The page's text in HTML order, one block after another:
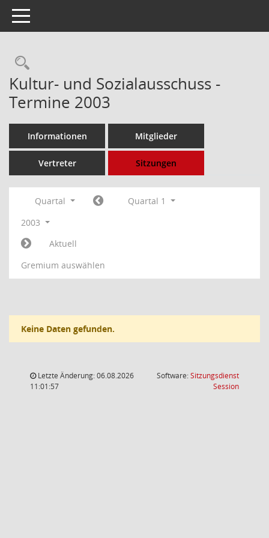
Toggle navigation
Rechercheauswahl
Kultur- und Sozialausschuss -
Termine 2003
Informationen Mitglieder
Vertreter Sitzungen
Quartal
Quartal 1
2003
Aktuell
Gremium auswählen
Keine Daten gefunden.
Letzte Änderung: 06.08.2026
11:01:57
Software:Sitzungsdienst
Session(Wird in